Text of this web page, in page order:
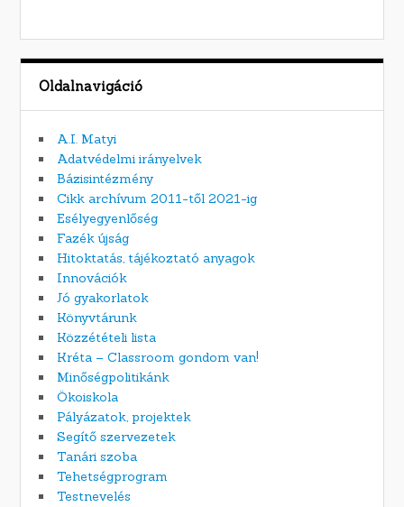
Oldalnavigáció
A.I. Matyi
Adatvédelmi irányelvek
Bázisintézmény
Cikk archívum 2011-től 2021-ig
Esélyegyenlőség
Fazék újság
Hitoktatás, tájékoztató anyagok
Innovációk
Jó gyakorlatok
Könyvtárunk
Közzétételi lista
Kréta – Classroom gondom van!
Minőségpolitikánk
Ökoiskola
Pályázatok, projektek
Segítő szervezetek
Tanári szoba
Tehetségprogram
Testnevelés